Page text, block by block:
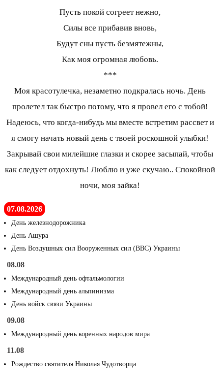
Пусть покой согреет нежно,
Силы все прибавив вновь,
Будут сны пусть безмятежны,
Как моя огромная любовь.
***
Моя красотулечка, незаметно подкралась ночь. День
пролетел так быстро потому, что я провел его с тобой!
Надеюсь, что когда-нибудь мы вместе встретим рассвет и
я смогу начать новый день с твоей роскошной улыбки!
Закрывай свои милейшие глазки и скорее засыпай, чтобы
как следует отдохнуть! Люблю и уже скучаю.. Спокойной
ночи, моя зайка!
07.08.2026
День железнодорожника
День Ашура
День Воздушных сил Вооруженных сил (ВВС) Украины
08.08
Международный день офтальмологии
Международный день альпинизма
День войск связи Украины
09.08
Международный день коренных народов мира
11.08
Рождество святителя Николая Чудотворца